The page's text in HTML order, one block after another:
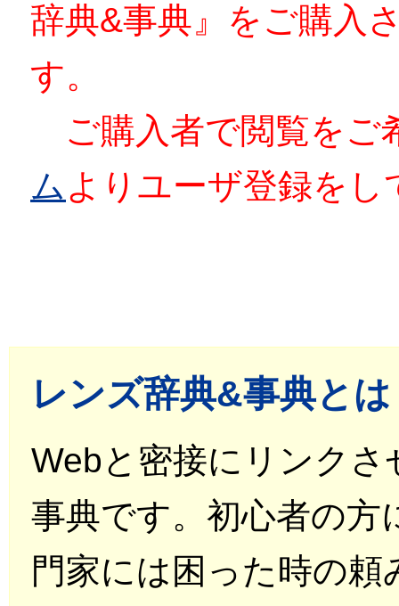
辞典&事典』をご購入
す。
ご購入者で閲覧をご
ム よりユーザ登録をし
レンズ辞典&事典と
Webと密接にリンク
事典です。初心者の方
門家には困った時の